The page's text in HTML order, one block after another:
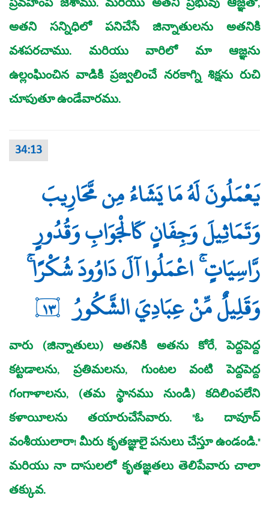
అతని సన్నిధిలో పనిచేసే జిన్నాతులను అతనికి
వశపరచాము. మరియు వారిలో మా ఆజ్ఞను
ఉల్లంఘించిన వాడికి ప్రజ్వలించే నరకాగ్ని శిక్షను రుచి
చూపుతూ ఉండేవారము.
34:13
يَعْمَلُونَ لَهُ مَا يَشَاءُ مِن مَّحَارِيبَ
وَتَمَاثِيلَ وَجِفَانٍ كَالْجَوَابِ وَقُدُورٍ
رَّاسِيَاتٍ ۚ اعْمَلُوا آلَ دَاوُودَ شُكْرًا ۚ
وَقَلِيلٌ مِّنْ عِبَادِيَ الشَّكُورُ ١٣
వారు (జిన్నాతులు) అతనికి అతను కోరే, పెద్దపెద్ద
కట్టడాలను, ప్రతిమలను, గుంటల వంటి పెద్దపెద్ద
గంగాళాలను, (తమ స్థానము నుండి) కదిలింపలేని
కళాయీలను తయారుచేసేవారు. "ఓ దావూద్‌
వంశీయులారా! మీరు కృతజ్ఞులై పనులు చేస్తూ ఉండండి."
మరియు నా దాసులలో కృతజ్ఞతలు తెలిపేవారు చాలా
తక్కువ.